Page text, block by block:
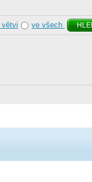
ve všech